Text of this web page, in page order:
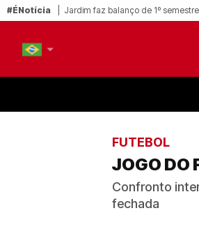
#ÉNotícia Jardim faz balanço de 1º semestre
FUTEBOL
JOGO DO
Confronto
fechada